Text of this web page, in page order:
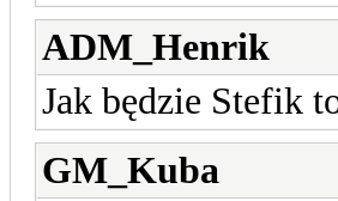
ADM_Henrik
Jak będzie Stefik
GM_Kuba